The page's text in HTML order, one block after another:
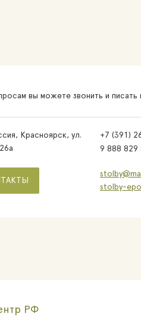
вы можете звонить и писать
Красноярск, ул.
+7 (391)
9 888 829
stolby-
РФ